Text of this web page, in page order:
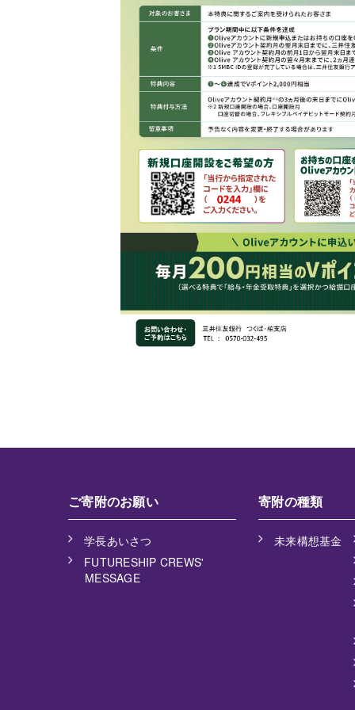
ご寄附のお願い
学長あいさつ
FUTURESHIP CREWS'
MESSAGE
寄附の種類
未来構想基金